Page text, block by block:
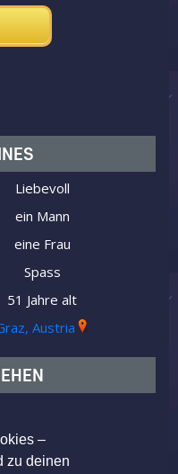
–
zu deinen
Liebevoll
ein Mann
eine Frau
Spass
51 Jahre alt
Austria
Normal
Braun